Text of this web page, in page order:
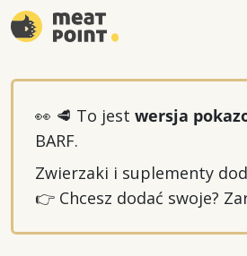
👀 🥩 To jest wersja
BARF.
Zwierzaki i suplementy
👉 Chcesz dodać swoje?